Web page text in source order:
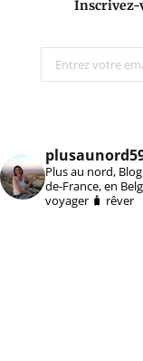
Inscrivez-
Plus au nord,
de-France, en
voyager 🧳 rêver